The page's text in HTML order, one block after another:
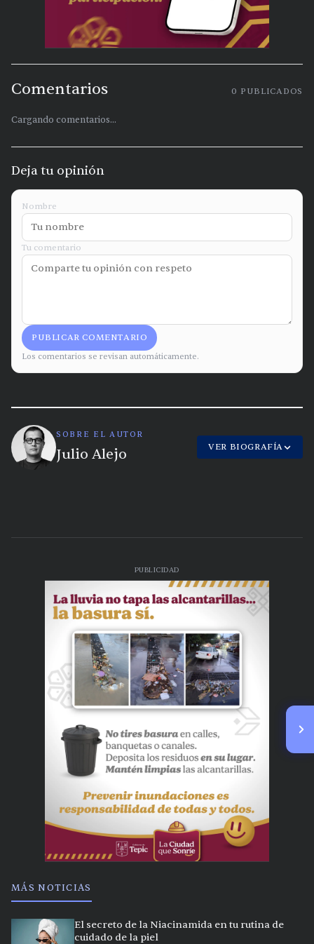
Comentarios 0 PUBLICADOS
Cargando comentarios...
Deja tu opinión
Nombre
Tu comentario
PUBLICAR COMENTARIO
Los comentarios se revisan automáticamente.
SOBRE EL AUTOR
Julio Alejo VER BIOGRAFÍA
PUBLICIDAD
MÁS NOTICIAS
El secreto de la Niacinamida en tu rutina de
cuidado de la piel